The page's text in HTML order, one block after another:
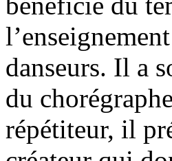
danseurs. Il a
du
répétiteur, il